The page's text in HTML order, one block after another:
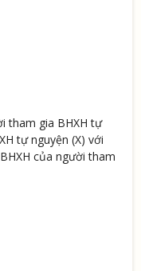
tham gia BHXH tự
tự nguyện (X) với
của người tham